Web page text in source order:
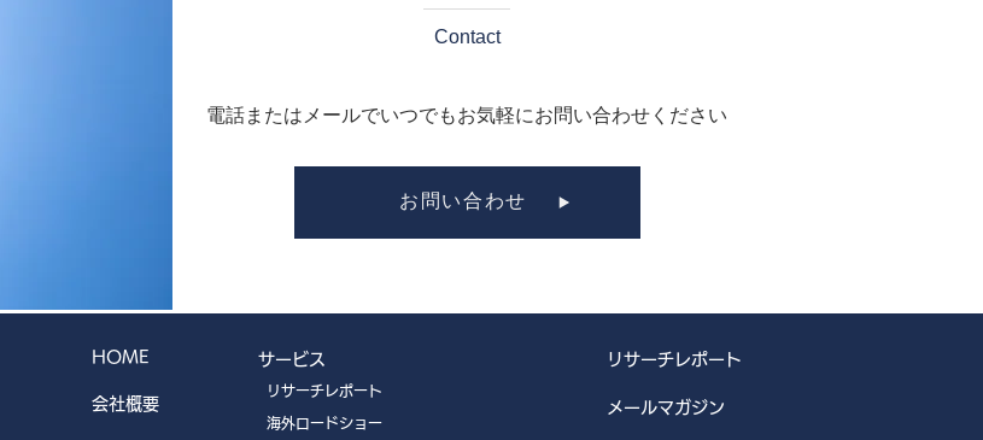
Contact
電話またはメールでいつでもお気軽にお問い合わせください
お問い合わせ
HOME
会社概要
サービス
リサーチレポート
海外ロードショー
リサーチレポート
メールマガジン